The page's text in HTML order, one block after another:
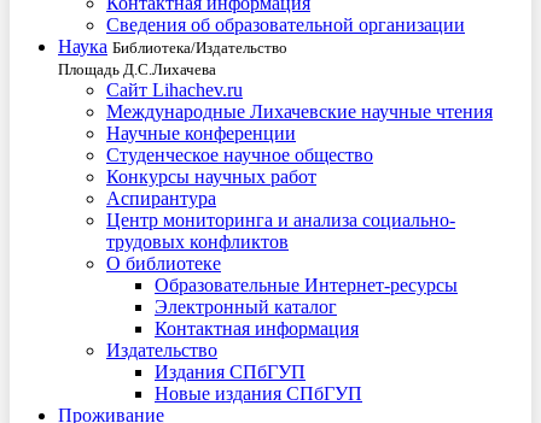
Сведения об образовательной организации
Наука Библиотека/Издательство
Площадь Д.С.Лихачева
Сайт Lihachev.ru
Международные Лихачевские научные чтения
Научные конференции
Студенческое научное общество
Конкурсы научных работ
Аспирантура
Центр мониторинга и анализа социально-
трудовых конфликтов
О библиотеке
Образовательные Интернет-ресурсы
Электронный каталог
Контактная информация
Издательство
Издания СПбГУП
Новые издания СПбГУП
Проживание